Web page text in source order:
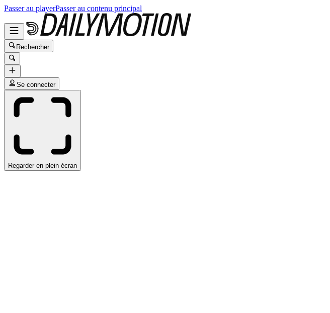
Passer au playerPasser au contenu principal
Rechercher
Se connecter
Regarder en plein écran